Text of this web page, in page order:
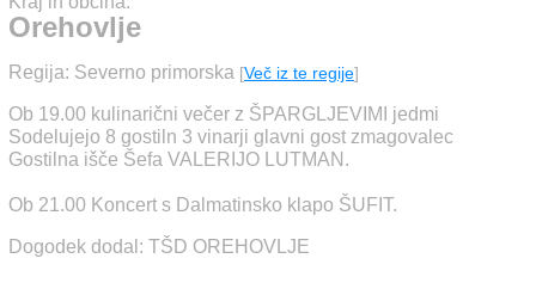
Orehovlje
Regija: Severno primorska [Več iz te regije]
Ob 19.00 kulinarični večer z ŠPARGLJEVIMI jedmi
Sodelujejo 8 gostiln 3 vinarji glavni gost zmagovalec
Gostilna išče Šefa VALERIJO LUTMAN.
Ob 21.00 Koncert s Dalmatinsko klapo ŠUFIT.
Dogodek dodal: TŠD OREHOVLJE